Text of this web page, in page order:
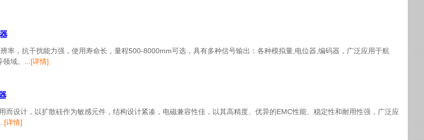
率，抗干扰能力强，使用寿命长，量程500-8000mm可选，具有多种信号输出：各种模拟量,电位器,编码器，广泛应用于航
域。... [详情]
设计，以扩散硅作为敏感元件，结构设计紧凑，电磁兼容性佳，以其高精度、优异的EMC性能、稳定性和耐用性强，广泛应
[详情]